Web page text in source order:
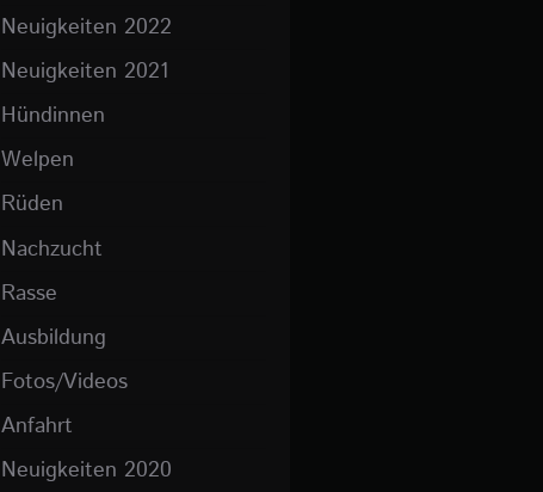
Neuigkeiten 2022
Neuigkeiten 2021
Hündinnen
Welpen
Rüden
Nachzucht
Rasse
Ausbildung
Fotos/Videos
Anfahrt
Neuigkeiten 2020